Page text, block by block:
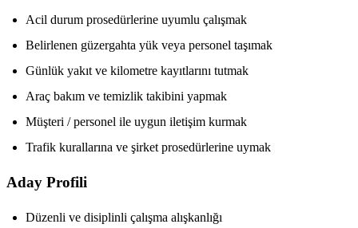
Acil durum prosedürlerine uyumlu çalışmak
Belirlenen güzergahta yük veya personel taşımak
Günlük yakıt ve kilometre kayıtlarını tutmak
Araç bakım ve temizlik takibini yapmak
Müşteri / personel ile uygun iletişim kurmak
Trafik kurallarına ve şirket prosedürlerine uymak
Aday Profili
Düzenli ve disiplinli çalışma alışkanlığı